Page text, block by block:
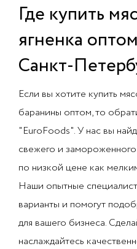
Где купить
ягненка
Санкт-
Если вы хотите купить
баранины оптом, то
"EuroFoods". У нас вы
свежего и
по низкой цене как
Наши опытные
варианты и помогут
для вашего бизнеса.
наслаждайтесь